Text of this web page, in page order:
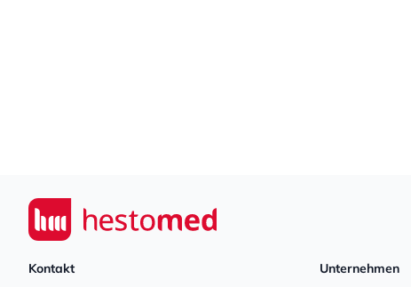
Seiwert GmbH
Kontakt
Unternehmen